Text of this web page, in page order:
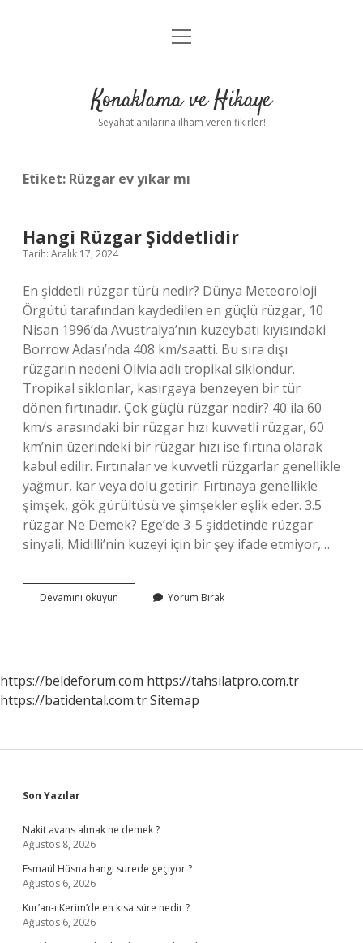
Anasayfa
Yasal Uyarı
menüyü
Konaklama ve Hikaye
Seyahat anılarına ilham veren fikirler!
Etiket: Rüzgar ev yıkar mı
Hangi Rüzgar Şiddetlidir
Tarih: Aralık 17, 2024
En şiddetli rüzgar türü nedir? Dünya Meteoroloji
Örgütü tarafından kaydedilen en güçlü rüzgar, 10
Nisan 1996’da Avustralya’nın kuzeybatı kıyısındaki
Borrow Adası’nda 408 km/saatti. Bu sıra dışı
rüzgarın nedeni Olivia adlı tropikal siklondur.
Tropikal siklonlar, kasırgaya benzeyen bir tür
dönen fırtınadır. Çok güçlü rüzgar nedir? 40 ila 60
km/s arasındaki bir rüzgar hızı kuvvetli rüzgar, 60
km’nin üzerindeki bir rüzgar hızı ise fırtına olarak
kabul edilir. Fırtınalar ve kuvvetli rüzgarlar genellikle
yağmur, kar veya dolu getirir. Fırtınaya genellikle
şimşek, gök gürültüsü ve şimşekler eşlik eder. 3.5
rüzgar Ne Demek? Ege’de 3-5 şiddetinde rüzgar
sinyali, Midilli’nin kuzeyi için bir şey ifade etmiyor,…
Devamını okuyun
Rüzgar
Yorum Bırak
https://beldeforum.com https://tahsilatpro.com.tr
https://batidental.com.trSitemap
Sidebar
Son Yazılar
Nakit avans almak ne demek ?
Ağustos 8, 2026
Esmaül Hüsna hangi surede geçiyor ?
Ağustos 6, 2026
Kur’an-ı Kerim’de en kısa süre nedir ?
Ağustos 6, 2026